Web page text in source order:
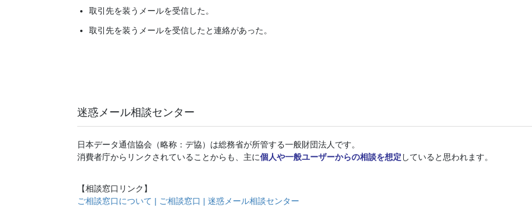
取引先を装うメールを受信した。
取引先を装うメールを受信したと連絡があった。
迷惑メール相談センター
日本データ通信協会（略称：デ協）は総務省が所管する一般財団法人です。
消費者庁からリンクされていることからも、主に個人や一般ユーザーからの相談を想定 していると思われます。
【相談窓口リンク】
ご相談窓口について | ご相談窓口 | 迷惑メール相談センター